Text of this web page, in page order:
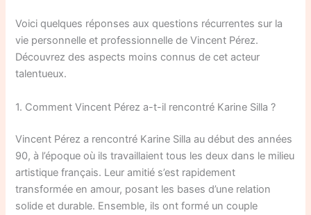
Voici quelques réponses aux questions récurrentes sur la
vie personnelle et professionnelle de Vincent Pérez.
Découvrez des aspects moins connus de cet acteur
talentueux.
1. Comment Vincent Pérez a-t-il rencontré Karine Silla ?
Vincent Pérez a rencontré Karine Silla au début des années
90, à l’époque où ils travaillaient tous les deux dans le milieu
artistique français. Leur amitié s’est rapidement
transformée en amour, posant les bases d’une relation
solide et durable. Ensemble, ils ont formé un couple